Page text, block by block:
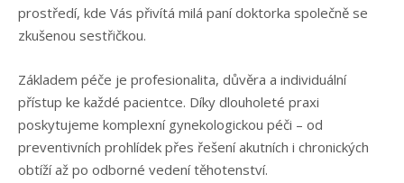
prostředí, kde Vás přivítá milá paní doktorka společně se
zkušenou sestřičkou.
Základem péče je profesionalita, důvěra a individuální
přístup ke každé pacientce. Díky dlouholeté praxi
poskytujeme komplexní gynekologickou péči – od
preventivních prohlídek přes řešení akutních i chronických
obtíží až po odborné vedení těhotenství.